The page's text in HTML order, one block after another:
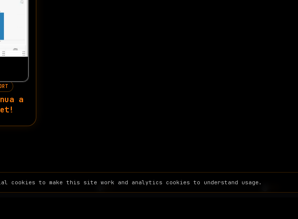
a
cookies to make this site work and analytics cookies to understand usage.